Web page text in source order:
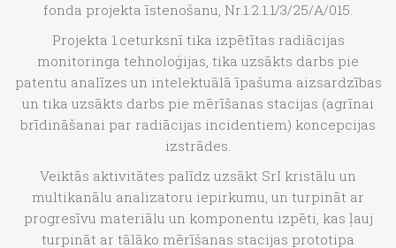
fonda projekta īstenošanu, Nr.1.2.1.1/3/25/A/015.
Projekta 1.ceturksnī tika izpētītas radiācijas
monitoringa tehnoloģijas, tika uzsākts darbs pie
patentu analīzes un intelektuālā īpašuma aizsardzības
un tika uzsākts darbs pie mērīšanas stacijas (agrīnai
brīdināšanai par radiācijas incidentiem) koncepcijas
izstrādes.
Veiktās aktivitātes palīdz uzsākt SrI kristālu un
multikanālu analizatoru iepirkumu, un turpināt ar
progresīvu materiālu un komponentu izpēti, kas ļauj
turpināt ar tālāko mērīšanas stacijas prototipa